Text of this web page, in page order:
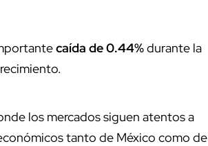
caída de 0.44%durante la
los mercados siguen atentos a
tanto de México como de